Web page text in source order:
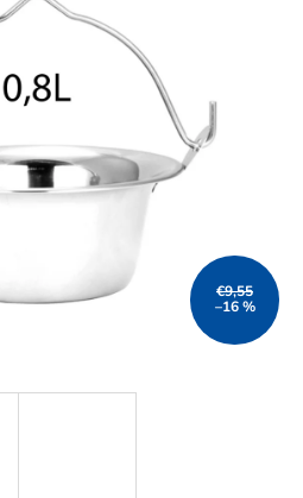
€9,55
–16 %